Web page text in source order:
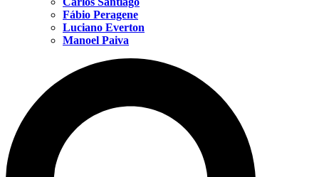
Fábio Peragene
Luciano Everton
Manoel Paiva